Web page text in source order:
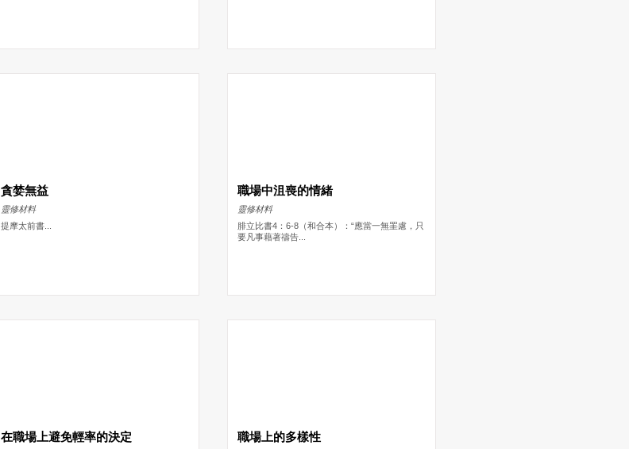
貪婪無益
靈修材料
提摩太前書...
職場中沮喪的情緒
靈修材料
腓立比書4：6-8（和合本）：“應當一無罣慮，只
要凡事藉著禱告...
在職場上避免輕率的決定 職場上的多樣性